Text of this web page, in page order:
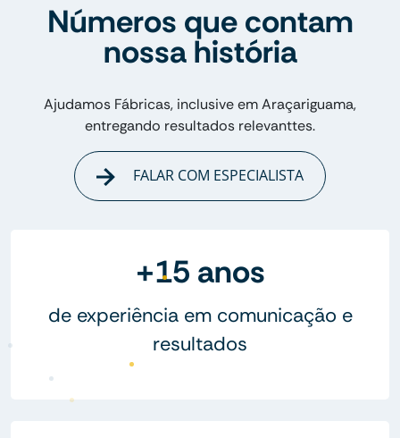
Números que contam
nossa história
Ajudamos Fábricas, inclusive em Araçariguama,
entregando resultados relevanttes.
FALAR COM ESPECIALISTA
+15 anos
de experiência em comunicação e
resultados